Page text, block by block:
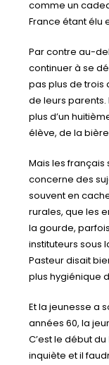
comme un
France étant élu
Par contre au-
continuer à se
pas plus de trois
de leurs parents.
plus d’un
élève, de la
Mais les français
concerne des
souvent en
rurales, que les
la gourde,
instituteurs sous
Pasteur disait
plus hygiénique
Et la jeunesse a
années 60, la
C’est le début du
inquiète et il